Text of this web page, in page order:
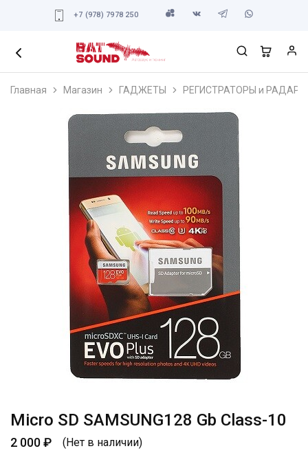
+7 (978) 7978 250
Главная Магазин ГАДЖЕТЫ РЕГИСТРАТОРЫ и РАДАРЫ
Micro SD SAMSUNG128 Gb Class-10
2 000₽ (Нет в наличии)